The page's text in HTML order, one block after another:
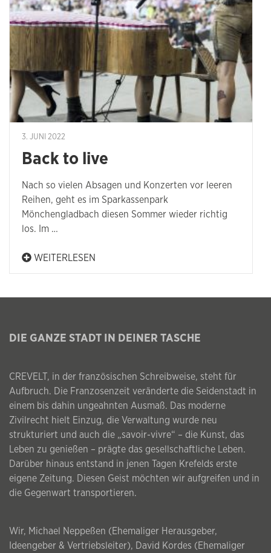
3. JUNI 2022
Back to live
Nach so vielen Absagen und Konzerten vor leeren
Reihen, geht es im Sparkassenpark
Mönchengladbach diesen Sommer wieder richtig
los. Im …
WEITERLESEN
DIE GANZE STADT IN DEINER TASCHE
CREVELT, in der französischen Schreibweise, steht für
Aufbruch. Die Franzosenzeit veränderte die Seidenstadt in
einem bis dahin ungeahnten Ausmaß. Das moderne
Zivilrecht hielt Einzug, die Verwaltung wurde neu
strukturiert und auch die „savoir-vivre“ – die Kunst, das
Leben zu genießen – prägte das gesellschaftliche Leben.
Darüber hinaus entstand in jenen Tagen Krefelds erste
eigene Zeitung. Diesen Geist möchten wir aufgreifen und in
die Gegenwart transportieren.
Wir, Michael Neppeßen (Ehemaliger Herausgeber,
Ideengeber & Vertriebsleiter), David Kordes (Ehemaliger